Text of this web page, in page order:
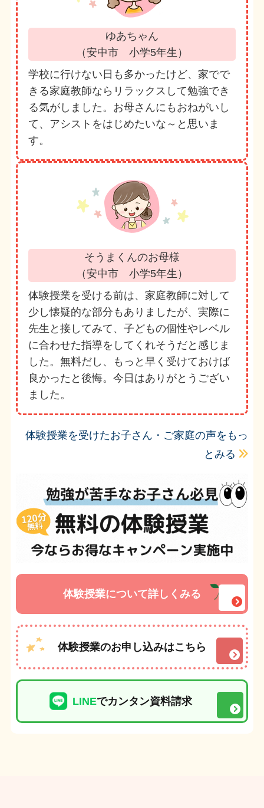
ゆあちゃん
（安中市 小学5年生）
学校に行けない日も多かったけど、家でで
きる家庭教師ならリラックスして勉強でき
る気がしました。お母さんにもおねがいし
て、アシストをはじめたいな～と思いま
す。
そうまくんのお母様
（安中市 小学5年生）
体験授業を受ける前は、家庭教師に対して
少し懐疑的な部分もありましたが、実際に
先生と接してみて、子どもの個性やレベル
に合わせた指導をしてくれそうだと感じま
した。無料だし、もっと早く受けておけば
良かったと後悔。今日はありがとうござい
ました。
体験授業を受けたお子さん・ご家庭の声をもっ
とみる
体験授業について詳しくみる
体験授業のお申し込みはこちら
LINEでカンタン資料請求